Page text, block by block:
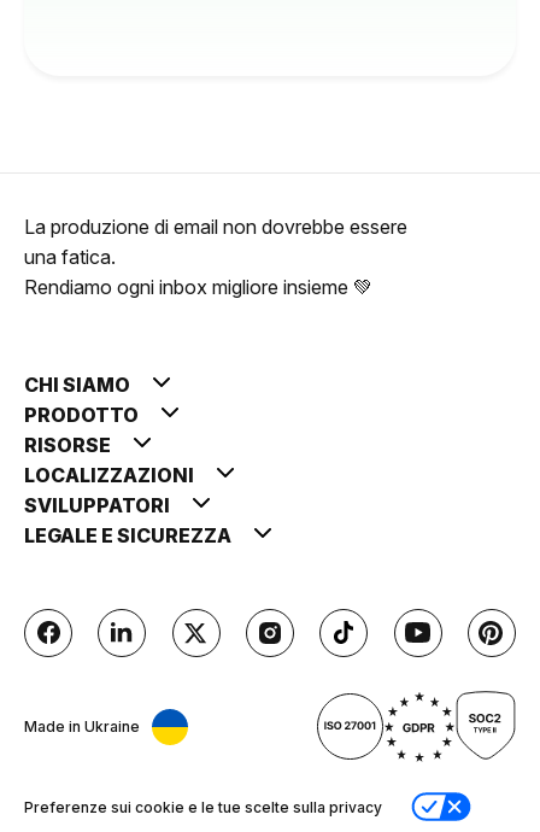
La produzione di email non dovrebbe essere
una fatica.
Rendiamo ogni inbox migliore insieme 💚
CHI SIAMO
PRODOTTO
RISORSE
LOCALIZZAZIONI
SVILUPPATORI
LEGALE E SICUREZZA
Made in Ukraine
Preferenze sui cookie e le tue scelte sulla privacy